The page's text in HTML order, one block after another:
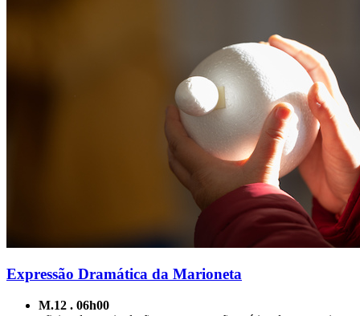
Expressão Dramática da Marioneta
M.12 . 06h00